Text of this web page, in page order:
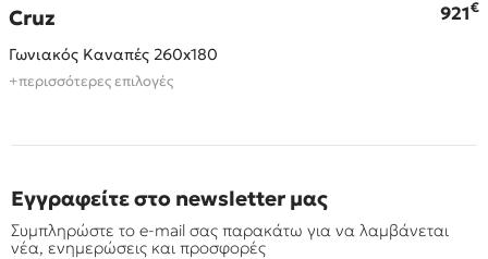
Cruz 921€
Γωνιακός Καναπές 260x180
+περισσότερες επιλογές
Εγγραφείτε στο newsletter μας
Συμπληρώστε το e-mail σας παρακάτω για να λαμβάνεται
νέα, ενημερώσεις και προσφορές